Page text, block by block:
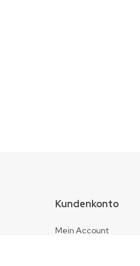
Kundenkonto
Mein Account